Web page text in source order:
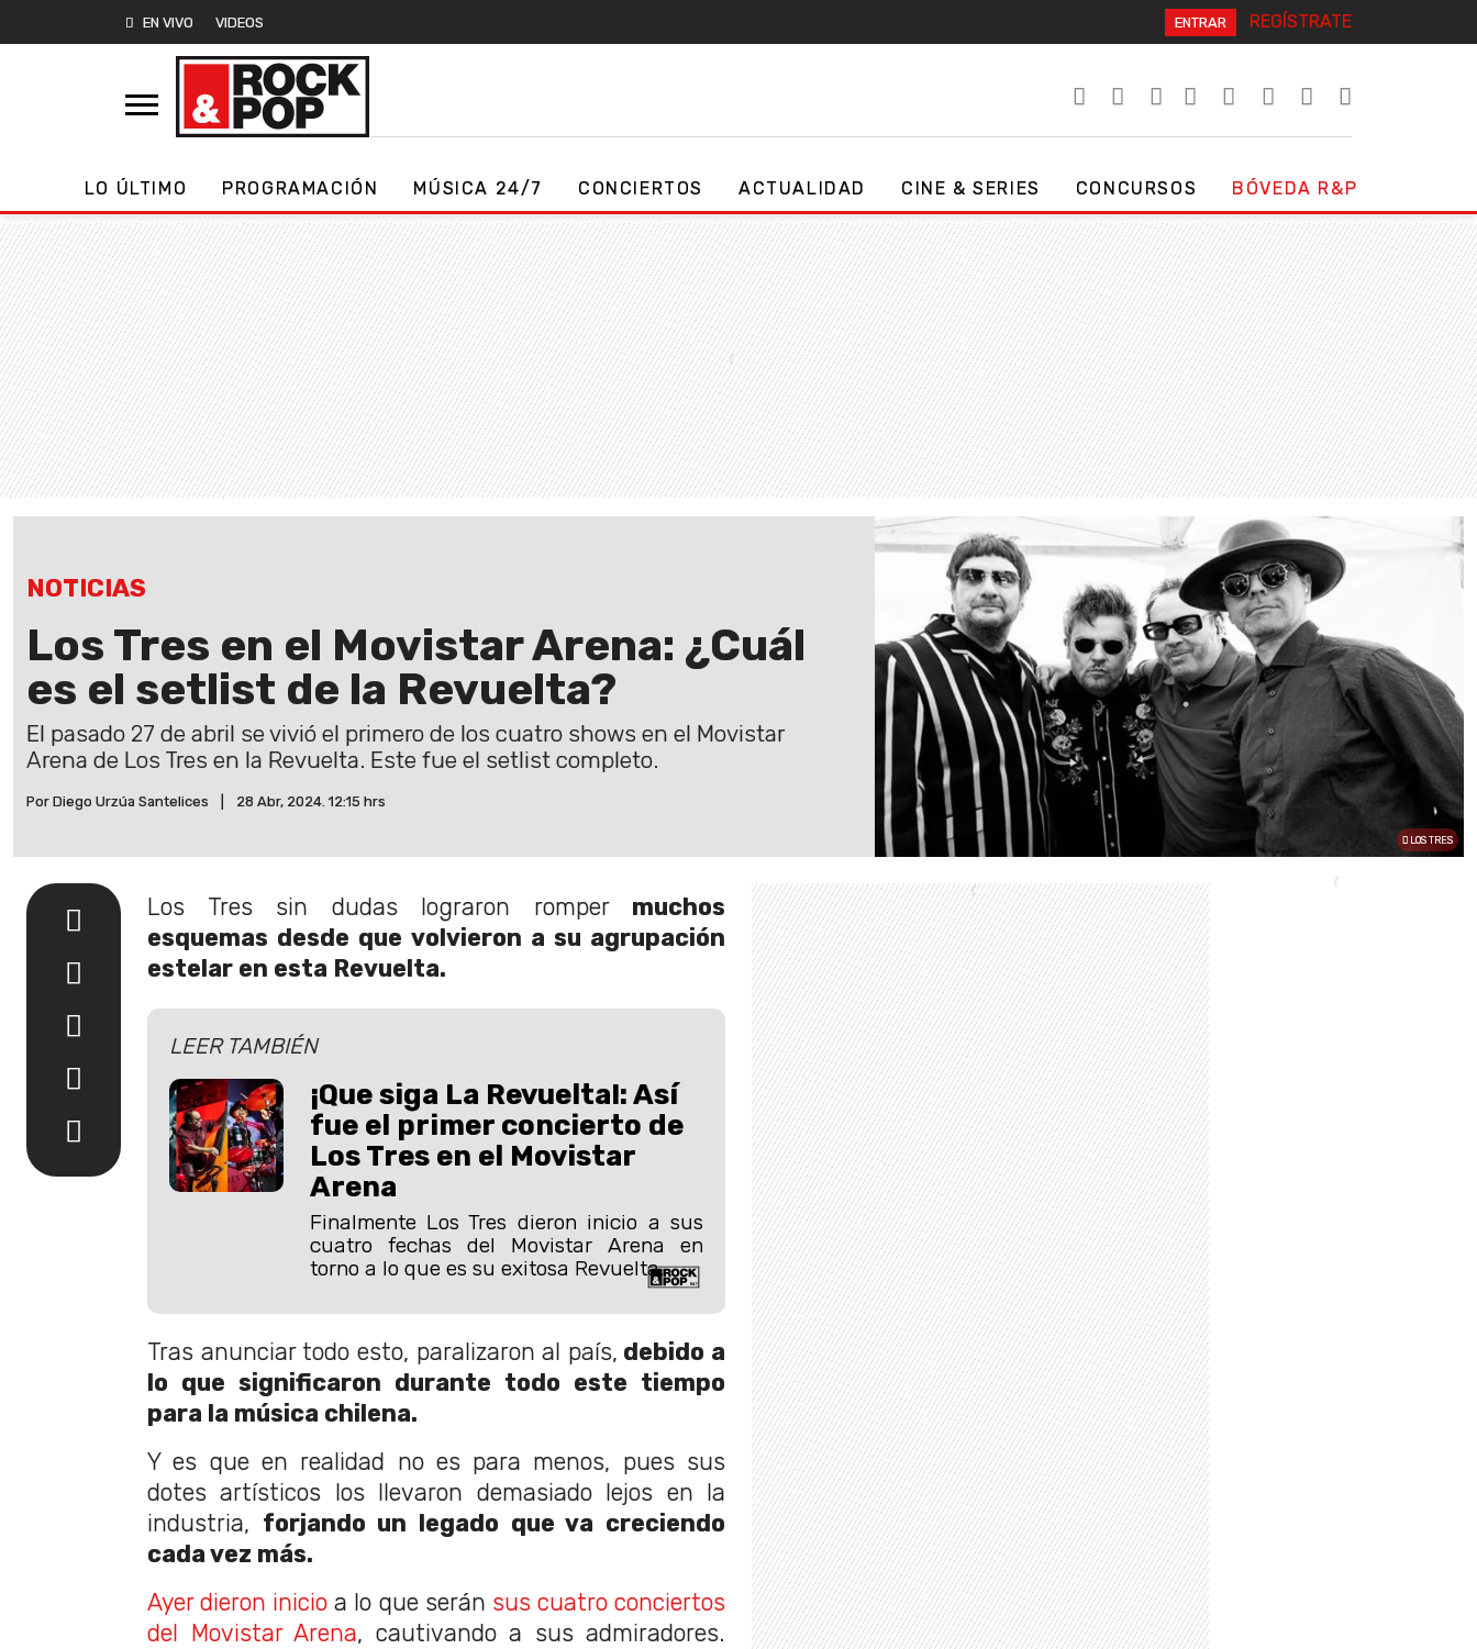
EN VIVO VIDEOS ENTRAR REGÍSTRATE
LO ÚLTIMO PROGRAMACIÓN MÚSICA 24/7 CONCIERTOS ACTUALIDAD CINE & SERIES CONCURSOS BÓVEDA R&P
NOTICIAS
Los Tres en el Movistar Arena: ¿Cuál
es el setlist de la Revuelta?
El pasado 27 de abril se vivió el primero de los cuatro shows en el Movistar
Arena de Los Tres en la Revuelta. Este fue el setlist completo.
Por Diego Urzúa Santelices 28 Abr, 2024. 12:15 hrs
LOS TRES
Los Tres sin dudas lograron romper muchos
esquemas desde que volvieron a su agrupación
estelar en esta Revuelta.
LEER TAMBIÉN
¡Que siga La Revuelta!: Así
fue el primer concierto de
Los Tres en el Movistar
Arena
Finalmente Los Tres dieron inicio a sus
cuatro fechas del Movistar Arena en
torno a lo que es su exitosa Revuelta.
Tras anunciar todo esto, paralizaron al país, debido a
lo que significaron durante todo este tiempo
para la música chilena.
Y es que en realidad no es para menos, pues sus
dotes artísticos los llevaron demasiado lejos en la
industria, forjando un legado que va creciendo
cada vez más.
Ayer dieron inicio a lo que serán sus cuatro conciertos
del Movistar Arena, cautivando a sus admiradores.